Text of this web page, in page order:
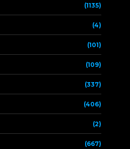
(1135)
(4)
(101)
(109)
(337)
(406)
(2)
(667)